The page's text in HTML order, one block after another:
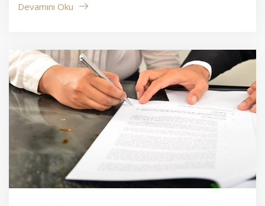
Devamını Oku